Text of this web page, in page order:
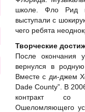
школе. Фло Рид
выступали с
чего ребята
Творческие
После окончания
вернулся в
Вместе с ди-джем
Dade County”. В
контракт со
Ошеломляющего